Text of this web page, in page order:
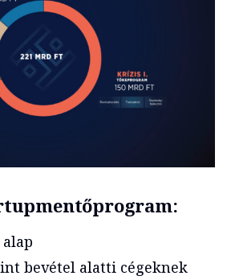
bevétel alatti cégeknek